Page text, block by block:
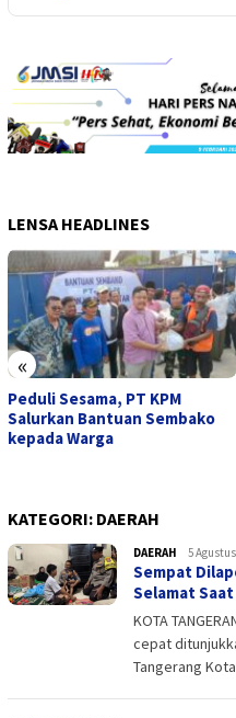
LENSA HEADLINES
«
Peduli Sesama, PT KPM
Salurkan Bantuan Sembako
kepada Warga
KATEGORI: DAERAH
DAERAH admin
5
Sempat
Selamat
KOTA
cepat
Tangerang